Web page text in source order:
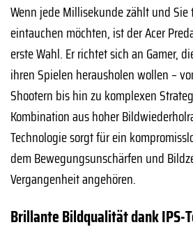
Wenn jede Millisekunde zählt und
eintauchen möchten, ist der Acer
erste Wahl. Er richtet sich an Gamer,
ihren Spielen herausholen wollen –
Shootern bis hin zu komplexen
Kombination aus hoher
Technologie sorgt für ein
dem Bewegungsunschärfen und
Vergangenheit angehören.
Brillante Bildqualität dank IPS-